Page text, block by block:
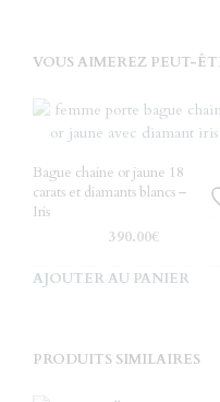
VOUS AIMEREZ PEUT-
Bague chaine or jaune 18
carats et diamants blancs –
Iris
390.00€
AJOUTER AU PANIER
PRODUITS SIMILAIRES